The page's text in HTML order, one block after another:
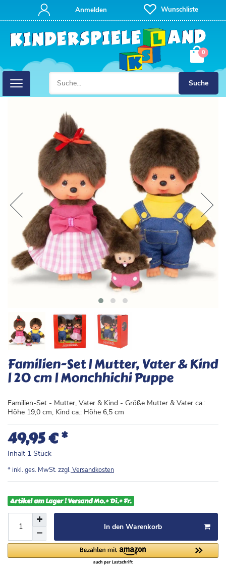
Suche
Anmelden Wunschliste
0
Familien-Set | Mutter, Vater & Kind
| 20 cm | Monchhichi Puppe
Familien-Set - Mutter, Vater & Kind - Größe Mutter & Vater ca.:
Höhe 19,0 cm, Kind ca.: Höhe 6,5 cm
49,95 €*
Inhalt 1 Stück
* inkl. ges. MwSt. zzgl. Versandkosten
Artikel am Lager ! Versand Mo.+ Di.+ Fr.
In den Warenkorb